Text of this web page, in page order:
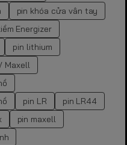
pin khóa cửa vân tay
Energizer
pin lithium
Maxell
pin LR
pin LR44
pin maxell